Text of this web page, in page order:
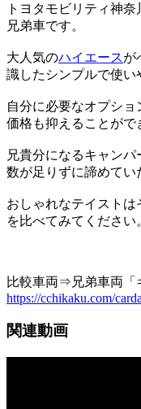
トヨタモビリティ神
兄弟車です。
大人気のハイエースが
識したシンプルで使い
自分に必要なオプシ
価格も抑えることがで
兄貴分になるキャン
数が足りずに諦めてい
おしゃれなテイスト
を比べてみてください
比較車両⇒兄弟車両「
https://cchikaku.com/
関連動画